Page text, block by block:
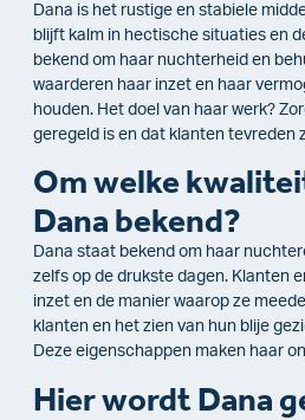
Dana is het rustige en stabiele
blijft kalm in hectische situaties en
bekend om haar nuchterheid en
waarderen haar inzet en haar
houden. Het doel van haar werk?
geregeld is en dat klanten tevreden
Om welke
Dana bekend?
Dana staat bekend om haar
zelfs op de drukste dagen. Klanten
inzet en de manier waarop ze
klanten en het zien van hun blije
Deze eigenschappen maken haar
Hier wordt Dana